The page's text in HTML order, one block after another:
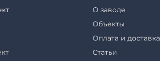
О заводе
Объекты
Оплата и доставка
Статьи